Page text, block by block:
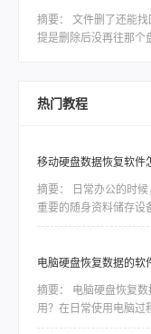
还躺在硬盘里；但只要
文件就被物理抹掉，神
堆模糊的重复图，结果
摘要：
提是删除后没再往那个
真把原来的文件盖掉。
热门教程
移动硬盘数据恢复软件
摘要：
重要的随身资料储存设
地的硬盘，移动硬盘更
备份，那么造成的损失
常大，今天我们就针对
据恢复这款软件，讲讲
电脑硬盘恢复数据的软
摘要：
用？在日常使用电脑过
遇到电脑硬盘数据丢失